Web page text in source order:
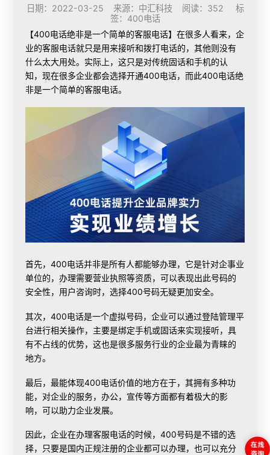
日期：2022-03-25 来源：中汇科技 阅读：352 标
签： 400电话
【400电话绝非是一个简单的客服电话】在很多人看来，企
业的客服电话就只是用来接听和拨打电话的，其他则没有
什么太大用处。实际上，这只是对传统固话和手机的认
知，现在很多企业都会选择开通400电话，而此400电话绝
非是一个简单的客服电话。
首先，400电话并非是所有人都能够办理，它是针对企事业
单位的，办理需要营业执照等资质，可以表现出此号码的
安全性，用户咨询时，选择400号码无疑更加安全。
其次，400电话是一个虚拟号码，企业可以通过登陆管理平
台进行相关操作，主要是绑定手机或固话来实现接听，具
有不占线的优势，这也是很多服务行业的企业最为青睐的
地方。
最后，最能体现400电话价值的地方在于，其拥有多种功
能，对企业的服务，办公，宣传等方面都有着极大的影
响，可以助力企业发展。
因此，企业在办理客服电话的时候，400号码是不错的选
择，只要是国内正规注册的企业都可以办理，也可以充分